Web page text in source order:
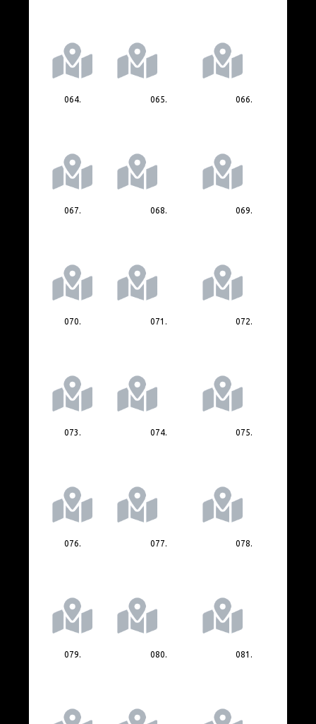
064. 065. 066.
067. 068. 069.
070. 071. 072.
073. 074. 075.
076. 077. 078.
079. 080. 081.